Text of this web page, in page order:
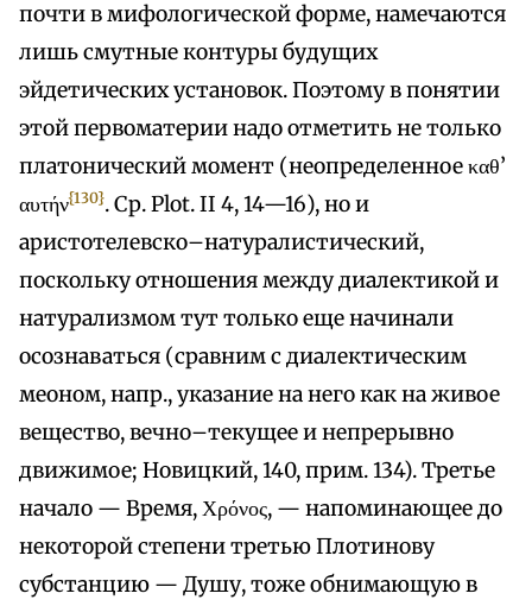
почти в мифологической форме, намечаются
лишь смутные контуры будущих
эйдетических установок. Поэтому в понятии
этой первоматерии надо отметить не только
платонический момент (неопределенное καθ’
αυτήν{130}. Ср. Plot. II 4, 14—16), но и
аристотелевско–натуралистический,
поскольку отношения между диалектикой и
натурализмом тут только еще начинали
осознаваться (сравним с диалектическим
меоном, напр., указание на него как на живое
вещество, вечно–текущее и непрерывно
движимое; Новицкий, 140, прим. 134). Третье
начало — Время, Χρόνος, — напоминающее до
некоторой степени третью Плотинову
субстанцию — Душу, тоже обнимающую в